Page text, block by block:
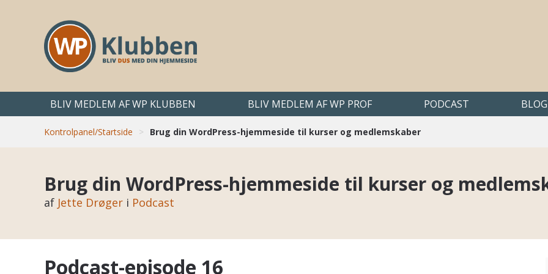
BLIV MEDLEM AF WP KLUBBEN BLIV MEDLEM AF WP PROF PODCAST BLOG
Kontrolpanel/Startside > Brug din WordPress-hjemmeside til kurser og medlemskaber
Brug din WordPress-hjemmeside til kurser og
af Jette Drøger i Podcast
Podcast-episode 16